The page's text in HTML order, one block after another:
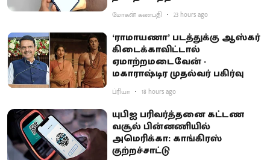
மோகன் கணபதி 23 hours ago
‘ராமாயணா’ படத்துக்கு ஆஸ்கர்
கிடைக்காவிட்டால்
ஏமாற்றமடைவேன் -
மகாராஷ்டிர முதல்வர் பகிர்வு
ப்ரியா 18 hours ago
யுபிஐ பரிவர்த்தனை கட்டண
வசூல் பின்னணியில்
அமெரிக்கா: காங்கிரஸ்
குற்றச்சாட்டு